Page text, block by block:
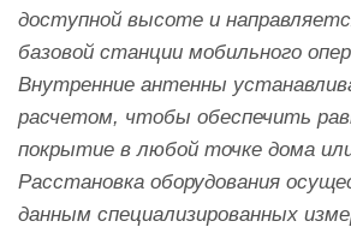
доступной высоте и
базовой станции мобильного
Внутренние антенны
расчетом, чтобы обеспечить
покрытие в любой точке дома
Расстановка оборудования
данным специализированных